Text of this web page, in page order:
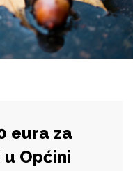
eura za
Općini